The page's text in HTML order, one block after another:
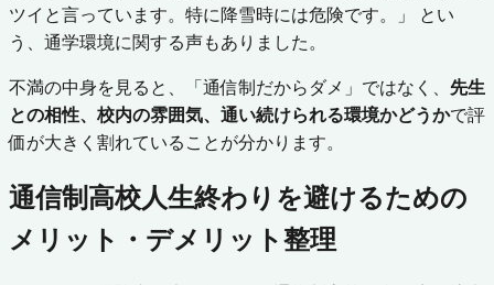
ツイと言っています。特に降雪時には危険です。」 とい
う、通学環境に関する声もありました。
不満の中身を見ると、「通信制だからダメ」ではなく、 先生
との相性、校内の雰囲気、通い続けられる環境かどうかで評
価が大きく割れていることが分かります。
通信制高校人生終わりを避けるための
メリット・デメリット整理